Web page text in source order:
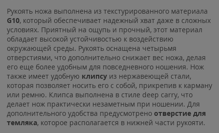
Рукоять ножа выполнена из текстурированного материала
G10, который обеспечивает надежный хват даже в сложных
условиях. Приятный на ощупь и прочный, этот материал
обладает высокой устойчивостью к воздействию
окружающей среды. Рукоять оснащена четырьмя
отверстиями, что дополнительно снижает вес ножа, делая
его еще более удобным для повседневного ношения. Нож
также имеет удобную клипсу из нержавеющей стали,
которая позволяет носить его с собой, прикрепив к карману
или ремню. Клипса выполнена в стиле deep carry, что
делает нож практически незаметным при ношении. Для
дополнительного удобства предусмотрено отверстие для
темляка, которое располагается в нижней части рукояти.